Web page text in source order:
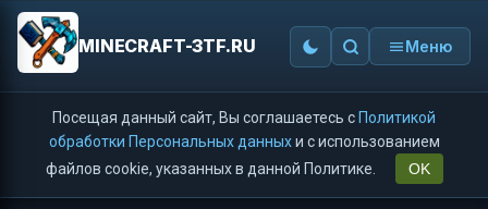
MINECRAFT-3TF.RU Меню
Посещая данный сайт, Вы соглашаетесь с Политикой
обработки Персональных данныхи с использованием
файлов cookie, указанных в данной Политике.
OK